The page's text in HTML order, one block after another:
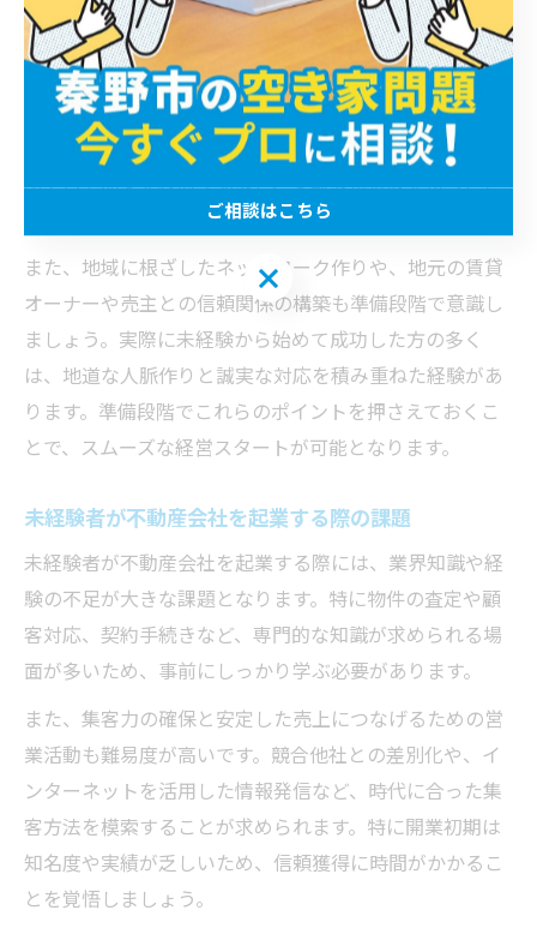
さらに、開業資金の確保も大きな課題となります。事務
所賃貸費用や広告宣伝費、業務用システムの導入費用な
ど、初期コストを具体的に見積もることが経営安定の第
一歩です。コスト削減のためには、最初は小規模な事務
所や自宅開業を検討するなど、柔軟な選択肢を持つこと
また、地域に根ざしたネットワーク作りや、地元の賃貸
オーナーや売主との信頼関係の構築も準備段階で意識し
ましょう。実際に未経験から始めて成功した方の多く
は、地道な人脈作りと誠実な対応を積み重ねた経験があ
ります。準備段階でこれらのポイントを押さえておくこ
とで、スムーズな経営スタートが可能となります。
未経験者が不動産会社を起業する際の課題
未経験者が不動産会社を起業する際には、業界知識や経
験の不足が大きな課題となります。特に物件の査定や顧
客対応、契約手続きなど、専門的な知識が求められる場
面が多いため、事前にしっかり学ぶ必要があります。
また、集客力の確保と安定した売上につなげるための営
業活動も難易度が高いです。競合他社との差別化や、イ
ンターネットを活用した情報発信など、時代に合った集
客方法を模索することが求められます。特に開業初期は
知名度や実績が乏しいため、信頼獲得に時間がかかるこ
とを覚悟しましょう。
ご相談はこちら
ご相談はこちら